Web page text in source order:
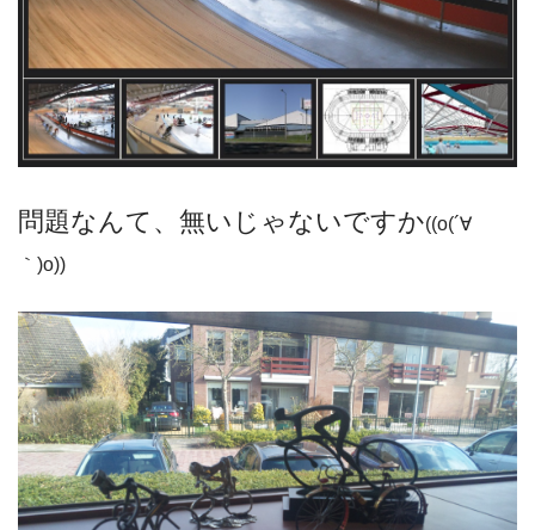
問題なんて、無いじゃないですか((o(´∀
｀)o))